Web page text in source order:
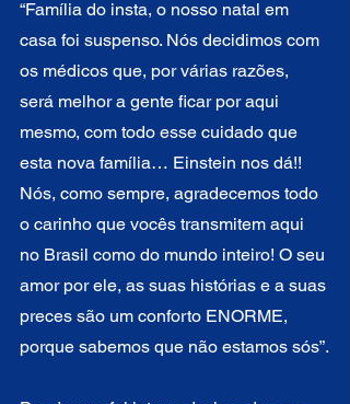
“Família do insta, o nosso natal em
casa foi suspenso. Nós decidimos com
os médicos que, por várias razões,
será melhor a gente ficar por aqui
mesmo, com todo esse cuidado que
esta nova família… Einstein nos dá!!
Nós, como sempre, agradecemos todo
o carinho que vocês transmitem aqui
no Brasil como do mundo inteiro! O seu
amor por ele, as suas histórias e a suas
preces são um conforto ENORME,
porque sabemos que não estamos sós”.